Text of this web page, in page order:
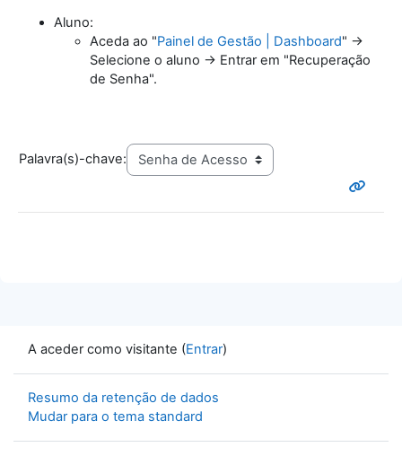
Aluno:
Aceda ao "Painel de Gestão | Dashboard" ->
Selecione o aluno -> Entrar em "Recuperação
de Senha".
Palavra(s)-chave:
A aceder como visitante (Entrar)
Resumo da retenção de dados
Mudar para o tema standard